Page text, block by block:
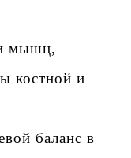
мышц,
костной и
баланс в